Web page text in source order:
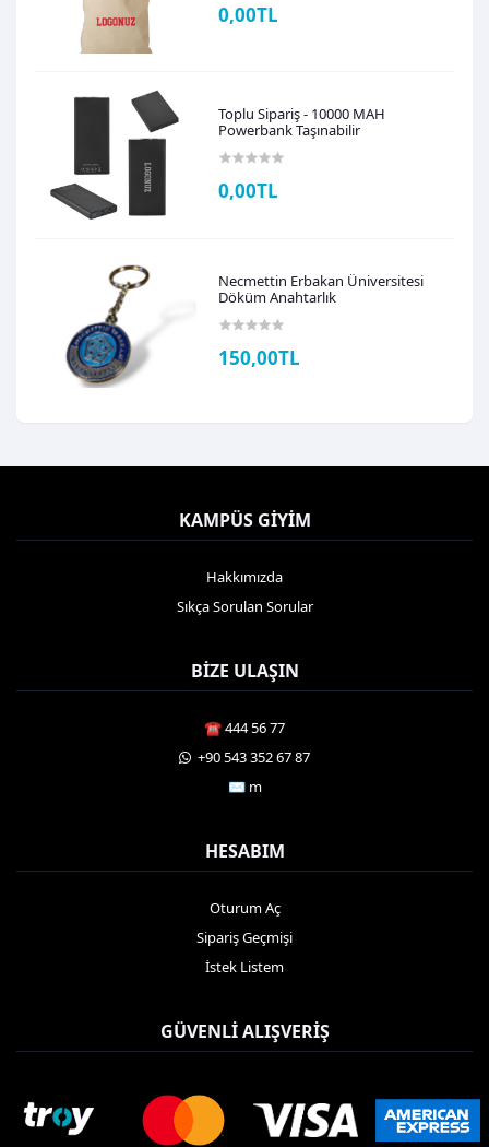
0,00TL
Toplu Sipariş - 10000 MAH
Powerbank Taşınabilir
0,00TL
Necmettin Erbakan Üniversitesi
Döküm Anahtarlık
150,00TL
KAMPÜS GIYIM
Hakkımızda
Sıkça Sorulan Sorular
BIZE ULAŞIN
☎️ 444 56 77
️ +90 543 352 67 87
✉️ m
HESABIM
Oturum Aç
Sipariş Geçmişi
İstek Listem
GÜVENLI ALIŞVERIŞ